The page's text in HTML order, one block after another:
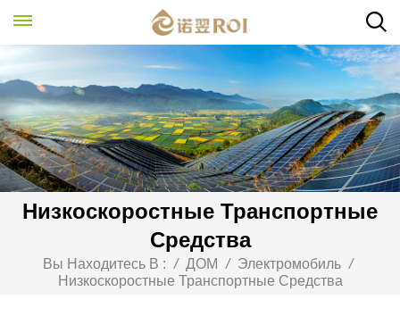
Низкоскоростные Транспортные
Средства
Вы Находитесь В : / ДОМ / Электромобиль /
Низкоскоростные Транспортные Средства